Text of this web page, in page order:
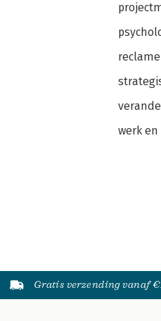
werk
Gratis verzending vanaf